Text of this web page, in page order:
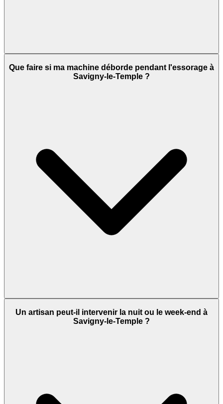
Que faire si ma machine déborde pendant l'essorage à
Savigny-le-Temple ?
Un artisan peut-il intervenir la nuit ou le week-end à
Savigny-le-Temple ?